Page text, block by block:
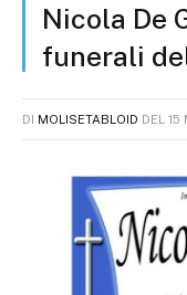
Nicola De
funerali
DI MOLISETABLOID DEL 15